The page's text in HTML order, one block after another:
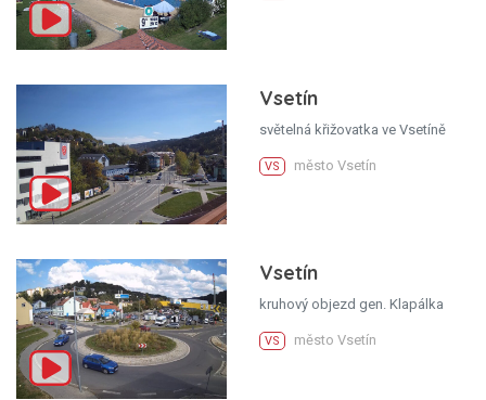
Vsetín
světelná křižovatka ve Vsetíně
VS město Vsetín
Vsetín
kruhový objezd gen. Klapálka
VS město Vsetín